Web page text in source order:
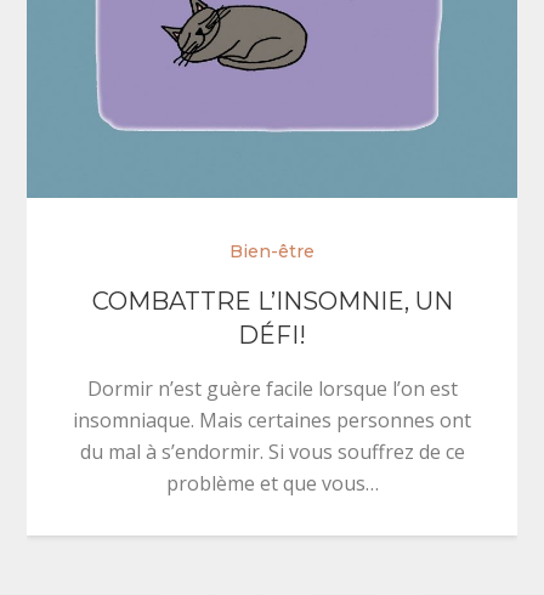
Bien-être
COMBATTRE L’INSOMNIE, UN
DÉFI!
Dormir n’est guère facile lorsque l’on est
insomniaque. Mais certaines personnes ont
du mal à s’endormir. Si vous souffrez de ce
problème et que vous…